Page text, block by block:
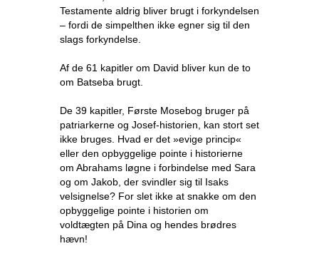
Testamente aldrig bliver brugt i forkyndelsen
– fordi de simpelthen ikke egner sig til den
slags forkyndelse.
Af de 61 kapitler om David bliver kun de to
om Batseba brugt.
De 39 kapitler, Første Mosebog bruger på
patriarkerne og Josef-historien, kan stort set
ikke bruges. Hvad er det »evige princip«
eller den opbyggelige pointe i historierne
om Abrahams løgne i forbindelse med Sara
og om Jakob, der svindler sig til Isaks
velsignelse? For slet ikke at snakke om den
opbyggelige pointe i historien om
voldtægten på Dina og hendes brødres
hævn!